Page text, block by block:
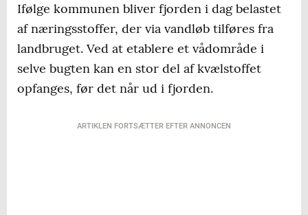
Ifølge kommunen bliver fjorden i dag belastet
af næringsstoffer, der via vandløb tilføres fra
landbruget. Ved at etablere et vådområde i
selve bugten kan en stor del af kvælstoffet
opfanges, før det når ud i fjorden.
ARTIKLEN FORTSÆTTER EFTER ANNONCEN